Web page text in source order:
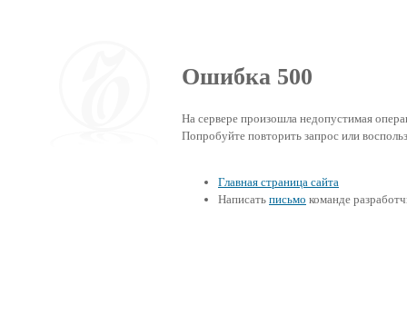
Ошибка 500
На сервере произошла недопустимая
Попробуйте повторить запрос или
Главная страница сайта
Написать письмо команде